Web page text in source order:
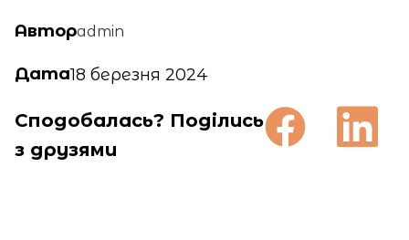
Авторadmin
Дата18 березня 2024
Сподобалась? Поділись
з друзями